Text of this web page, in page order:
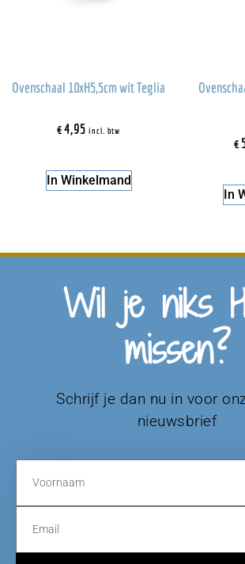
Ovenschaal 10xH5,5cm wit Teglia
€4,95 incl. btw
In Winkelmand
€
In
Wil je niks
missen?
Schrijf je dan nu in voor
nieuwsbrief